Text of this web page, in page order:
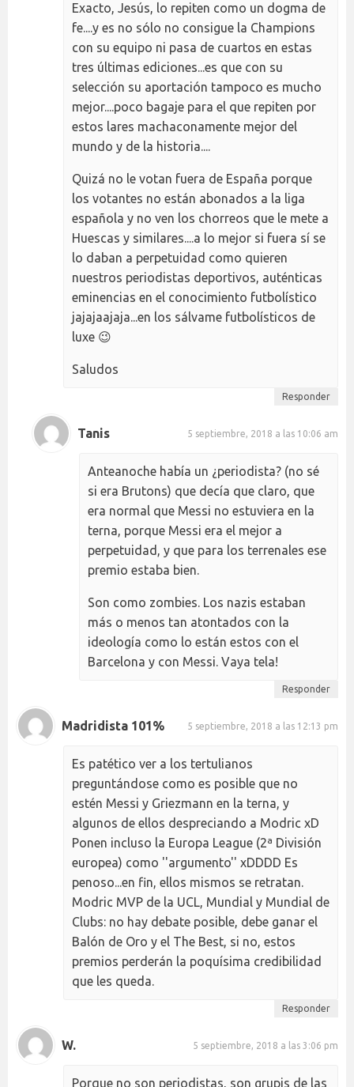
Exacto, Jesús, lo repiten como un dogma de
fe....y es no sólo no consigue la Champions
con su equipo ni pasa de cuartos en estas
tres últimas ediciones...es que con su
selección su aportación tampoco es mucho
mejor....poco bagaje para el que repiten por
estos lares machaconamente mejor del
mundo y de la historia....
Quizá no le votan fuera de España porque
los votantes no están abonados a la liga
española y no ven los chorreos que le mete a
Huescas y similares....a lo mejor si fuera sí se
lo daban a perpetuidad como quieren
nuestros periodistas deportivos, auténticas
eminencias en el conocimiento futbolístico
jajajaajaja...en los sálvame futbolísticos de
luxe 😉
Saludos
Responder
Tanis 5 septiembre, 2018 a las 10:06 am
Anteanoche había un ¿periodista? (no sé
si era Brutons) que decía que claro, que
era normal que Messi no estuviera en la
terna, porque Messi era el mejor a
perpetuidad, y que para los terrenales ese
premio estaba bien.
Son como zombies. Los nazis estaban
más o menos tan atontados con la
ideología como lo están estos con el
Barcelona y con Messi. Vaya tela!
Responder
Madridista 101% 5 septiembre, 2018 a las 12:13 pm
Es patético ver a los tertulianos
preguntándose como es posible que no
estén Messi y Griezmann en la terna, y
algunos de ellos despreciando a Modric xD
Ponen incluso la Europa League (2ª División
europea) como ''argumento'' xDDDD Es
penoso...en fin, ellos mismos se retratan.
Modric MVP de la UCL, Mundial y Mundial de
Clubs: no hay debate posible, debe ganar el
Balón de Oro y el The Best, si no, estos
premios perderán la poquísima credibilidad
que les queda.
Responder
W. 5 septiembre, 2018 a las 3:06 pm
Porque no son periodistas, son grupis de las